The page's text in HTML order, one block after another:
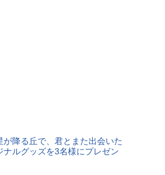
が降る丘で、君とまた出会いた
ナルグッズを3名様にプレゼン